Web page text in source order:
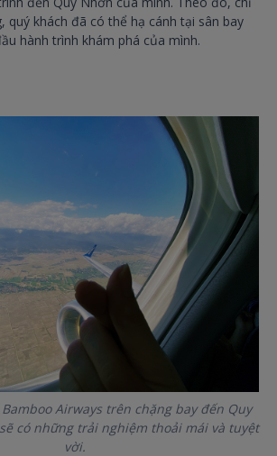
quý khách đã có thể hạ cánh tại sân bay
hành trình khám phá của mình.
Airways trên chặng bay đến Quy
có những trải nghiệm thoải mái và tuyệt
vời.